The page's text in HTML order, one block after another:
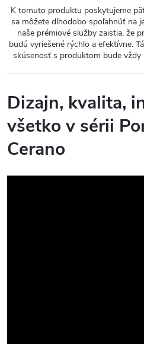
K tomuto produktu poskytujeme
sa môžete dlhodobo spoľahnúť na
naše prémiové služby zaistia, že
budú vyriešené rýchlo a efektívne.
skúsenosť s produktom bude vždy
Dizajn, kvalita,
všetko v sérii
Cerano